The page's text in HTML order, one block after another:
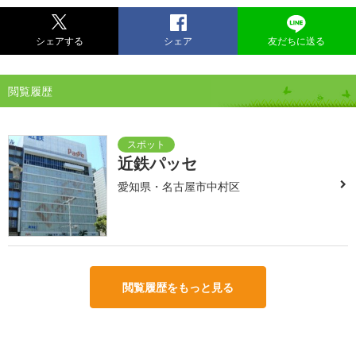
シェアする シェア 友だちに送る
閲覧履歴
近鉄パッセ
愛知県・名古屋市中村区
閲覧履歴をもっと見る